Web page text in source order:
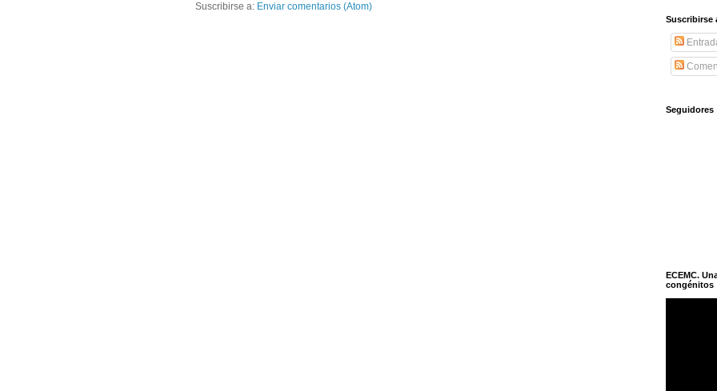
Suscribirse a: Enviar comentarios (Atom)
Suscribirse
Seguidores
ECEMC.
congénitos